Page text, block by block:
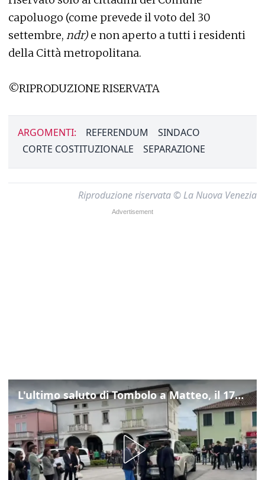
capoluogo (come prevede il voto del 30
settembre, ndr)e non aperto a tutti i residenti
della Città metropolitana.
©RIPRODUZIONE RISERVATA
ARGOMENTI: REFERENDUM
SINDACO
CORTE COSTITUZIONALE
SEPARAZIONE
Riproduzione riservata © La Nuova Venezia
L'ultimo saluto di Tombolo a Matteo, il 17enne morto di tumore. Il video